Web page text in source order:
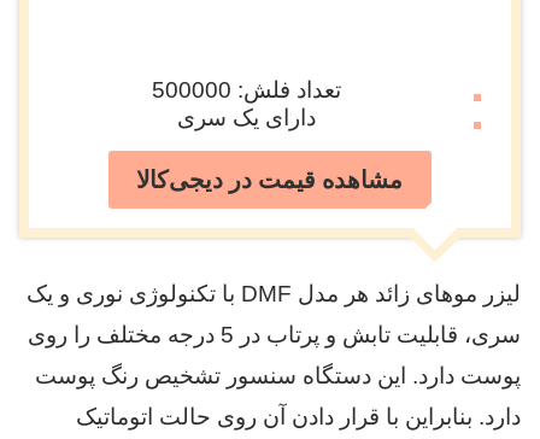
تعداد فلش: 500000
دارای یک سری
مشاهده قیمت در دیجی‌کالا
لیزر موهای زائد هر مدل DMF با تکنولوژی نوری و یک
سری، قابلیت تابش و پرتاب در 5 درجه مختلف را روی
پوست دارد. این دستگاه سنسور تشخیص رنگ پوست
دارد. بنابراین با قرار دادن آن روی حالت اتوماتیک